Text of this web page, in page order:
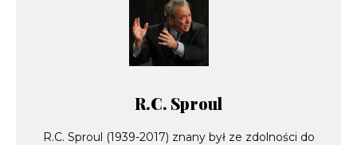
R.C. Sproul
R.C. Sproul (1939-2017) znany był ze zdolności do